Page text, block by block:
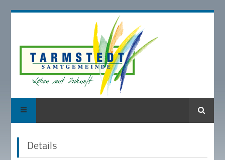
Suche
Details